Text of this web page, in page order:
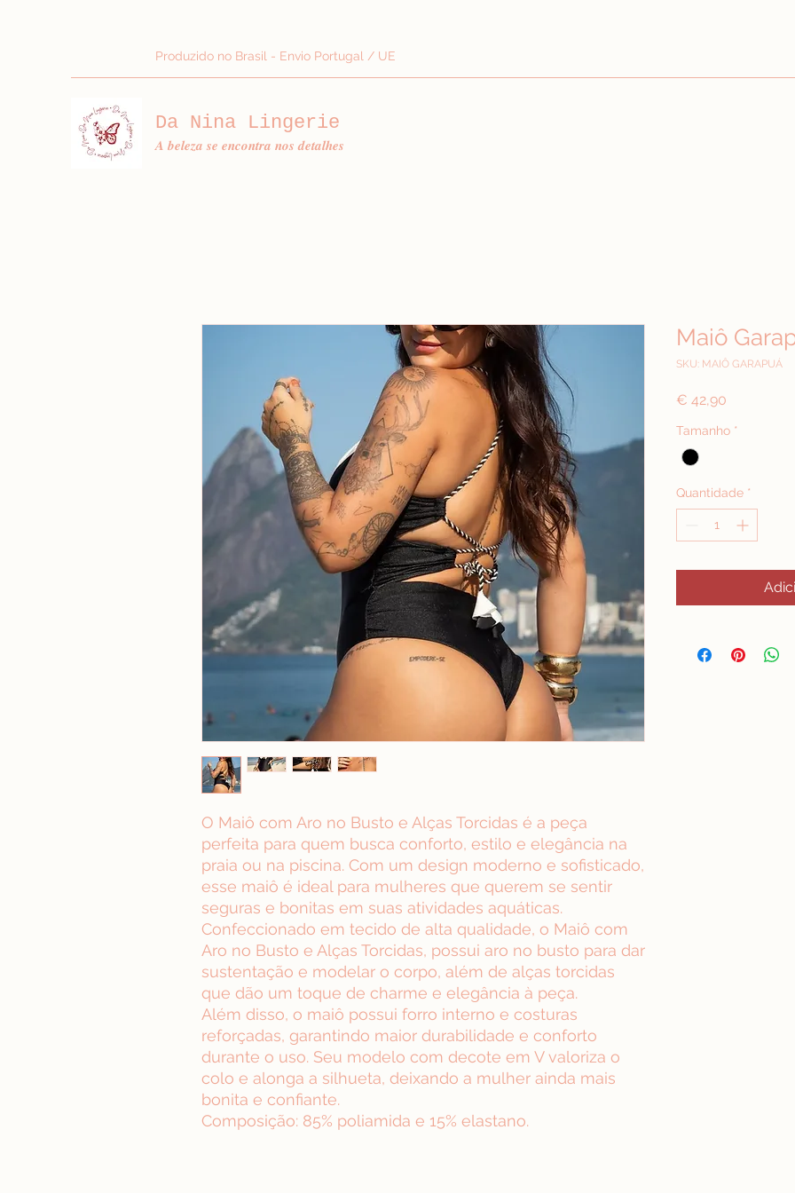
Produzido no Brasil - Envio Portugal / UE
Da Nina Lingerie
𝑨 𝒃𝒆𝒍𝒆𝒛𝒂 𝒔𝒆 𝒆𝒏𝒄𝒐𝒏𝒕𝒓𝒂 𝒏𝒐𝒔 𝒅𝒆𝒕𝒂𝒍𝒉𝒆𝒔
O Maiô com Aro no Busto e Alças Torcidas é a peça
perfeita para quem busca conforto, estilo e elegância na
praia ou na piscina. Com um design moderno e sofisticado,
esse maiô é ideal para mulheres que querem se sentir
seguras e bonitas em suas atividades aquáticas.
Confeccionado em tecido de alta qualidade, o Maiô com
Aro no Busto e Alças Torcidas, possui aro no busto para dar
sustentação e modelar o corpo, além de alças torcidas
que dão um toque de charme e elegância à peça.
Além disso, o maiô possui forro interno e costuras
reforçadas, garantindo maior durabilidade e conforto
durante o uso. Seu modelo com decote em V valoriza o
colo e alonga a silhueta, deixando a mulher ainda mais
bonita e confiante.
Composição: 85% poliamida e 15% elastano.
Maiô
SKU: MAIÔ GARAPUÁ
€ 42,90
Tamanho *
Quantidade *